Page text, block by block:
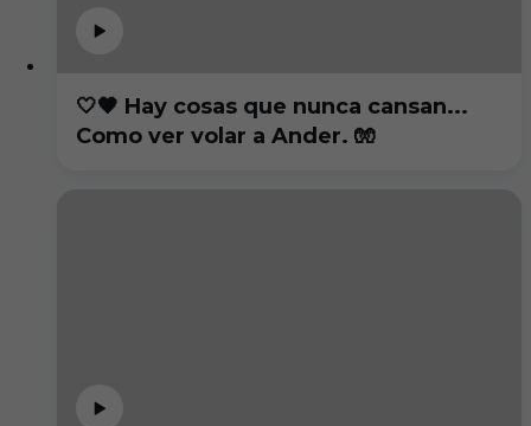
🤍🖤 Hay cosas que nunca cansan...
Como ver volar a Ander. 🧤